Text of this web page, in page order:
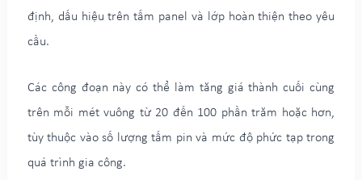
định, dấu hiệu trên tấm panel và lớp hoàn thiện theo yêu
cầu.
Các công đoạn này có thể làm tăng giá thành cuối cùng
trên mỗi mét vuông từ 20 đến 100 phần trăm hoặc hơn,
tùy thuộc vào số lượng tấm pin và mức độ phức tạp trong
quá trình gia công.